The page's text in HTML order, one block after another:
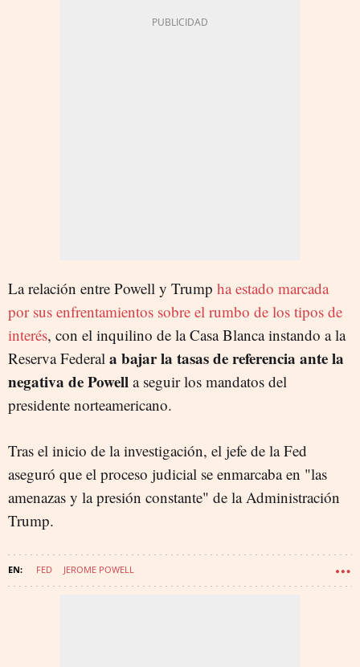
La relación entre Powell y Trump ha estado marcada
por sus enfrentamientos sobre el rumbo de los tipos de
interés, con el inquilino de la Casa Blanca instando a la
Reserva Federal a bajar la tasas de referencia ante la
negativa de Powell a seguir los mandatos del
presidente norteamericano.
Tras el inicio de la investigación, el jefe de la Fed
aseguró que el proceso judicial se enmarcaba en "las
amenazas y la presión constante" de la Administración
Trump.
FED JEROME POWELL